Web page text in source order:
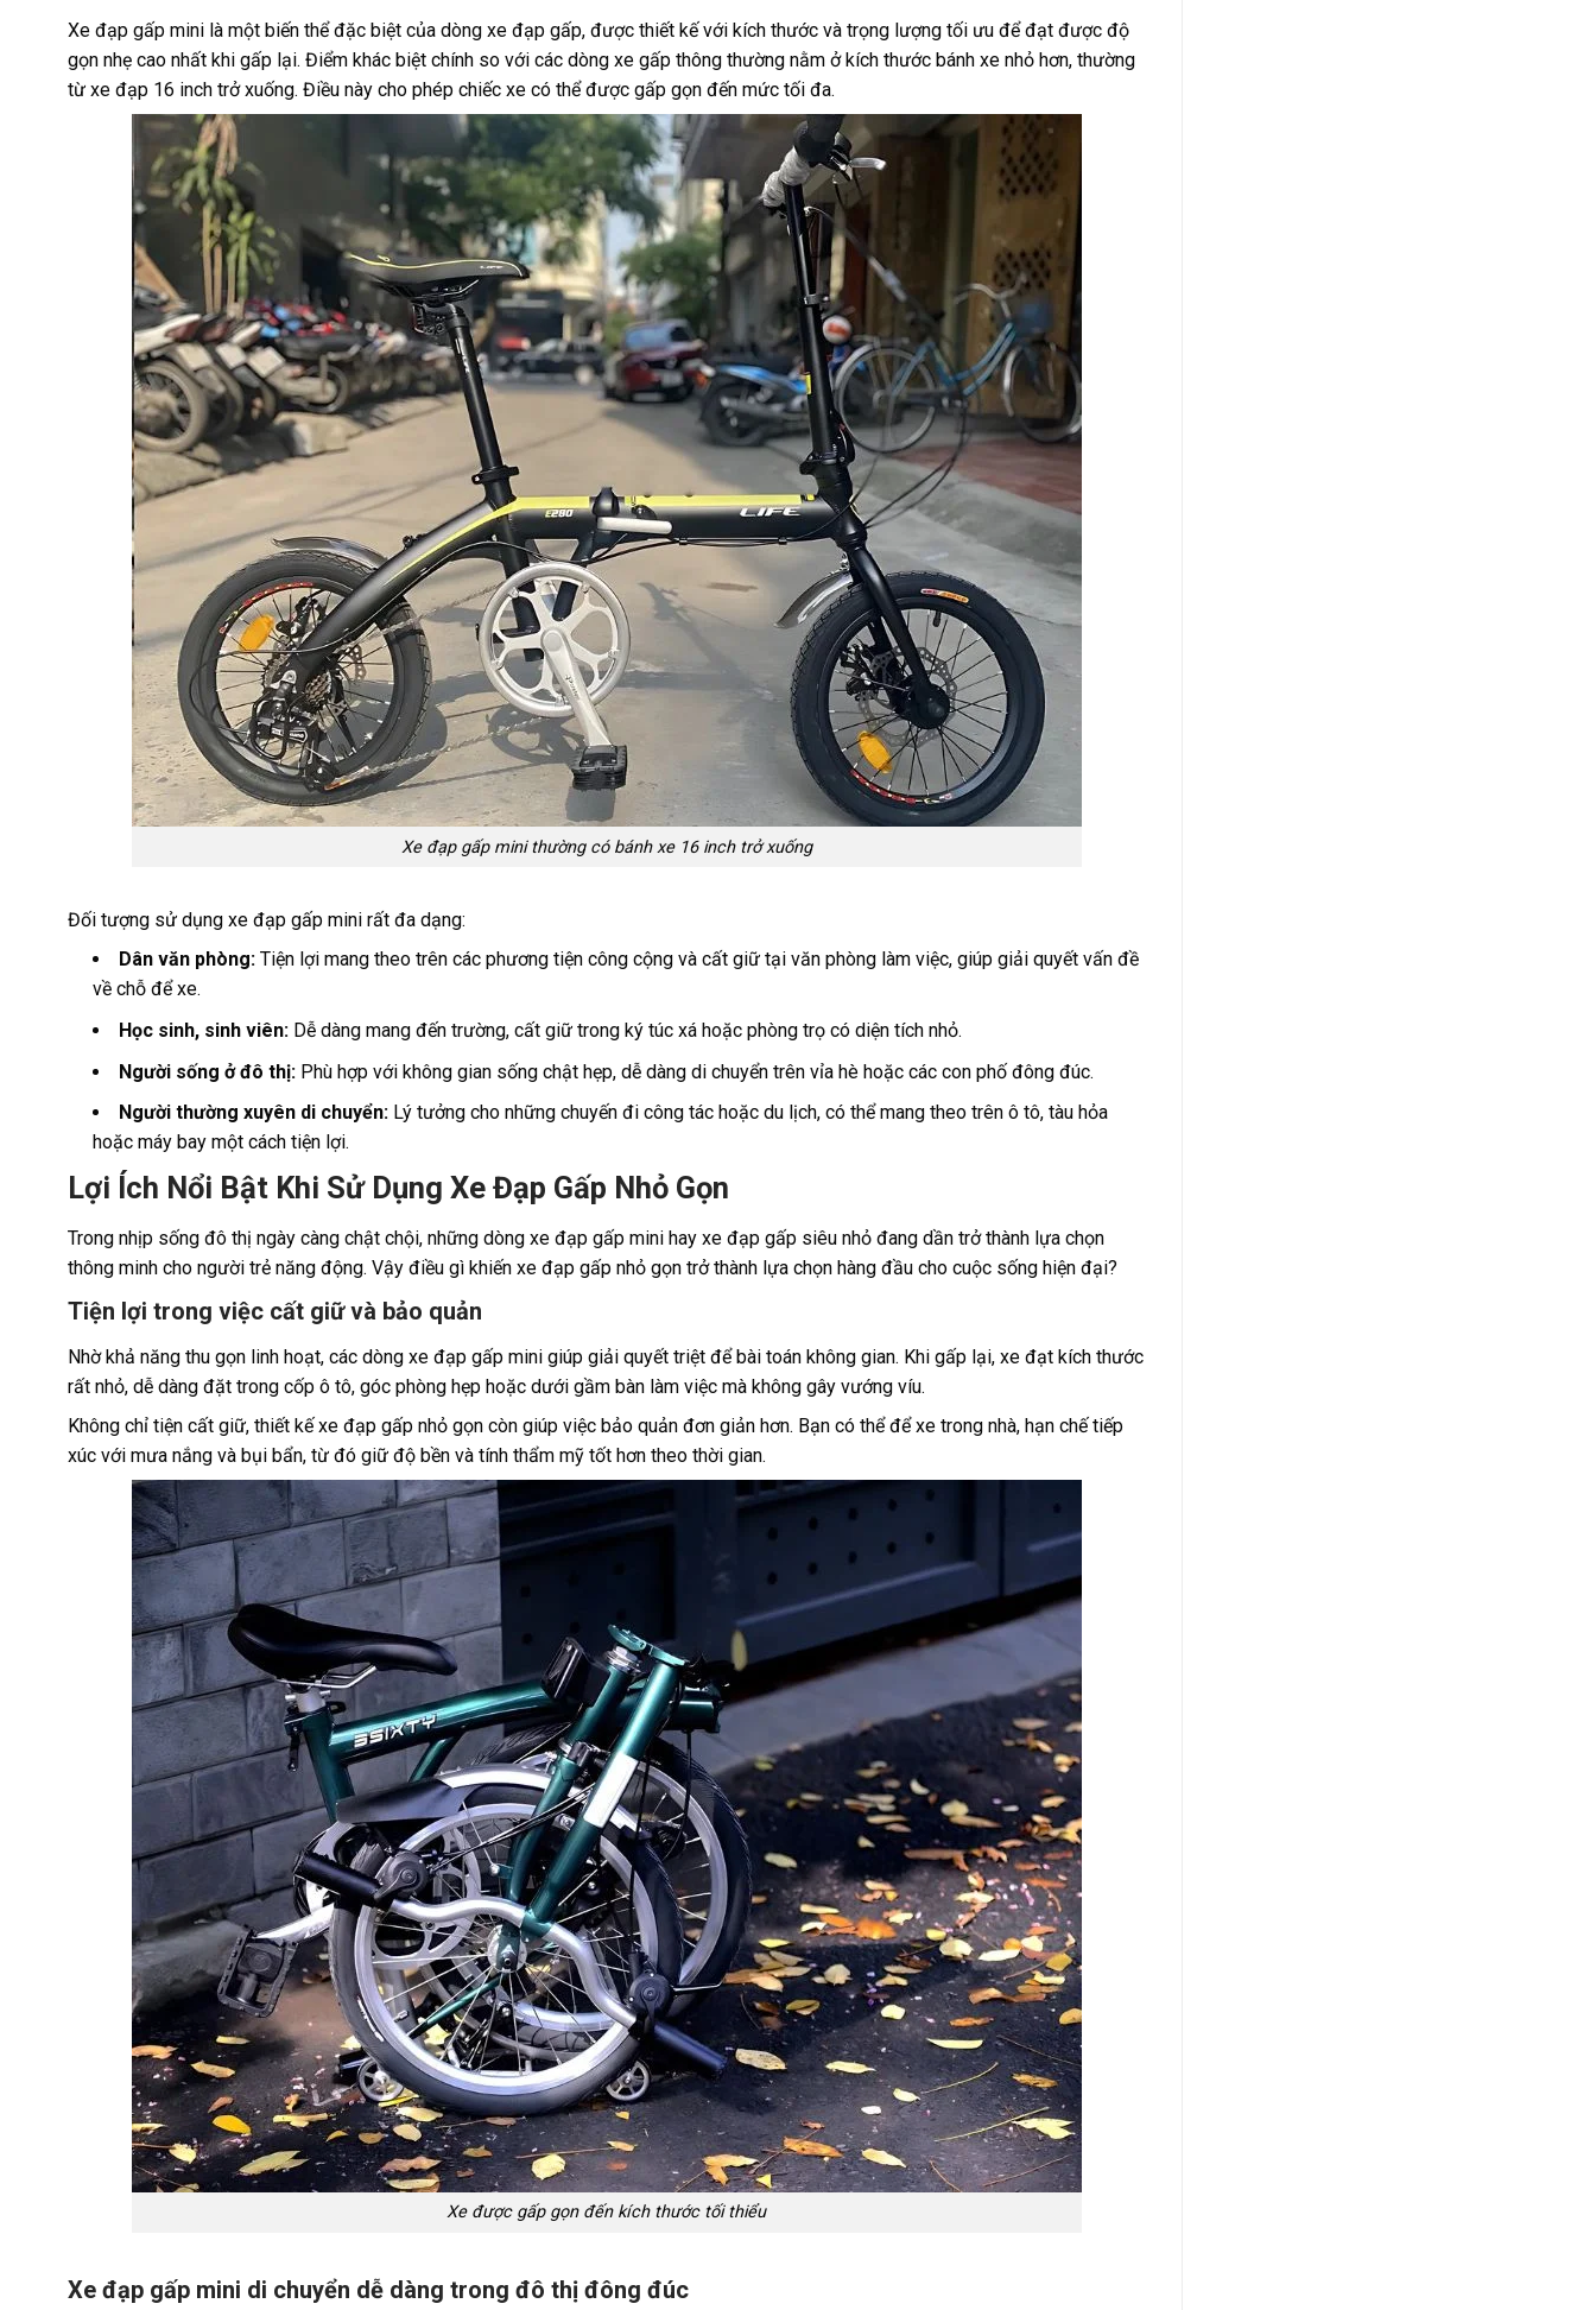
Xe đạp gấp mini là một biến thể đặc biệt của dòng xe đạp gấp, được thiết kế với kích thước và trọng lượng tối ưu để đạt được độ
gọn nhẹ cao nhất khi gấp lại. Điểm khác biệt chính so với các dòng xe gấp thông thường nằm ở kích thước bánh xe nhỏ hơn, thường
từ xe đạp 16 inch trở xuống. Điều này cho phép chiếc xe có thể được gấp gọn đến mức tối đa.
Xe đạp gấp mini thường có bánh xe 16 inch trở xuống
Đối tượng sử dụng xe đạp gấp mini rất đa dạng:
Dân văn phòng:Tiện lợi mang theo trên các phương tiện công cộng và cất giữ tại văn phòng làm việc, giúp giải quyết vấn đề
về chỗ để xe.
Học sinh, sinh viên:Dễ dàng mang đến trường, cất giữ trong ký túc xá hoặc phòng trọ có diện tích nhỏ.
Người sống ở đô thị:Phù hợp với không gian sống chật hẹp, dễ dàng di chuyển trên vỉa hè hoặc các con phố đông đúc.
Người thường xuyên di chuyển:Lý tưởng cho những chuyến đi công tác hoặc du lịch, có thể mang theo trên ô tô, tàu hỏa
hoặc máy bay một cách tiện lợi.
Lợi Ích Nổi Bật Khi Sử Dụng Xe Đạp Gấp Nhỏ Gọn
Trong nhịp sống đô thị ngày càng chật chội, những dòng xe đạp gấp mini hay xe đạp gấp siêu nhỏ đang dần trở thành lựa chọn
thông minh cho người trẻ năng động. Vậy điều gì khiến xe đạp gấp nhỏ gọn trở thành lựa chọn hàng đầu cho cuộc sống hiện đại?
Tiện lợi trong việc cất giữ và bảo quản
Nhờ khả năng thu gọn linh hoạt, các dòng xe đạp gấp mini giúp giải quyết triệt để bài toán không gian. Khi gấp lại, xe đạt kích thước
rất nhỏ, dễ dàng đặt trong cốp ô tô, góc phòng hẹp hoặc dưới gầm bàn làm việc mà không gây vướng víu.
Không chỉ tiện cất giữ, thiết kế xe đạp gấp nhỏ gọn còn giúp việc bảo quản đơn giản hơn. Bạn có thể để xe trong nhà, hạn chế tiếp
xúc với mưa nắng và bụi bẩn, từ đó giữ độ bền và tính thẩm mỹ tốt hơn theo thời gian.
Xe được gấp gọn đến kích thước tối thiểu
Xe đạp gấp mini di chuyển dễ dàng trong đô thị đông đúc